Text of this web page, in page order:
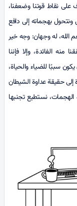
على نقاط قوتنا وضعفنا،
بهجماته إلى دافع
الله، له وجهان: وجه خير
الفائدة، وإلا فإننا
سببًا للضیاء والحياة،
إلى حقيقة عداوة الشيطان
نستطيع تجنبها